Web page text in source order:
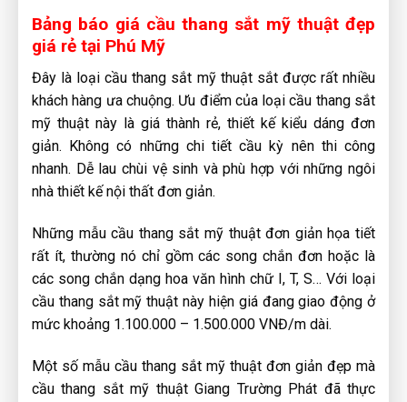
Bảng báo giá cầu thang sắt mỹ thuật đẹp
giá rẻ tại Phú Mỹ
Đây là loại cầu thang sắt mỹ thuật sắt được rất nhiều
khách hàng ưa chuộng. Ưu điểm của loại cầu thang sắt
mỹ thuật này là giá thành rẻ, thiết kế kiểu dáng đơn
giản. Không có những chi tiết cầu kỳ nên thi công
nhanh. Dễ lau chùi vệ sinh và phù hợp với những ngôi
nhà thiết kế nội thất đơn giản.
Những mẫu cầu thang sắt mỹ thuật đơn giản họa tiết
rất ít, thường nó chỉ gồm các song chắn đơn hoặc là
các song chắn dạng hoa văn hình chữ I, T, S… Với loại
cầu thang sắt mỹ thuật này hiện giá đang giao động ở
mức khoảng 1.100.000 – 1.500.000 VNĐ/m dài.
Một số mẫu cầu thang sắt mỹ thuật đơn giản đẹp mà
cầu thang sắt mỹ thuật Giang Trường Phát đã thực